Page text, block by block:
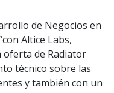
de Negocios en
Altice Labs,
de Radiator
técnico sobre las
y también con un